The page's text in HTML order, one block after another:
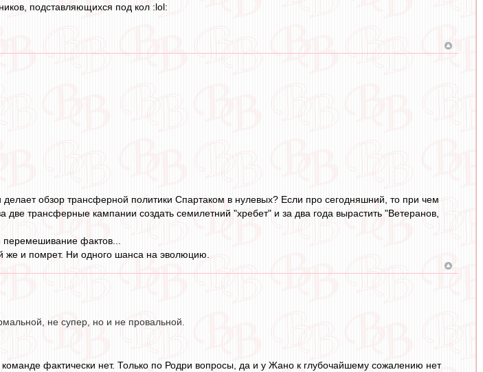
подставляющихся под кол :lol:
обзор трансферной политики Спартаком в нулевых? Если про сегодняшний, то при чем
трансферные кампании создать семилетний "хребет" и за два года вырастить "Ветеранов,
перемешивание фактов...
же и помрет. Ни одного шанса на эволюцию.
не супер, но и не провальной.
фактически нет. Только по Родри вопросы, да и у Жано к глубочайшему сожалению нет